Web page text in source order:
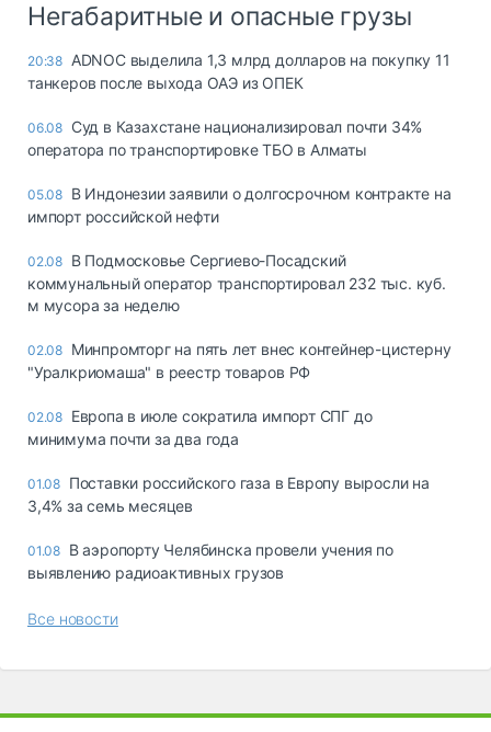
Негабаритные и опасные грузы
20:38 ADNOC выделила 1,3 млрд долларов на покупку 11
танкеров после выхода ОАЭ из ОПЕК
06.08 Суд в Казахстане национализировал почти 34%
оператора по транспортировке ТБО в Алматы
05.08 В Индонезии заявили о долгосрочном контракте на
импорт российской нефти
02.08 В Подмосковье Сергиево-Посадский
коммунальный оператор транспортировал 232 тыс. куб.
м мусора за неделю
02.08 Минпромторг на пять лет внес контейнер-цистерну
"Уралкриомаша" в реестр товаров РФ
02.08 Европа в июле сократила импорт СПГ до
минимума почти за два года
01.08 Поставки российского газа в Европу выросли на
3,4% за семь месяцев
01.08 В аэропорту Челябинска провели учения по
выявлению радиоактивных грузов
Все новости